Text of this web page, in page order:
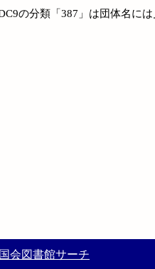
の分類「387」は団体名に
会図書館サーチ